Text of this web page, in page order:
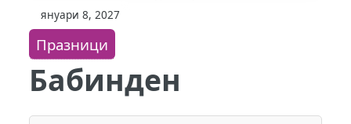
януари 8, 2027
Празници
Бабинден